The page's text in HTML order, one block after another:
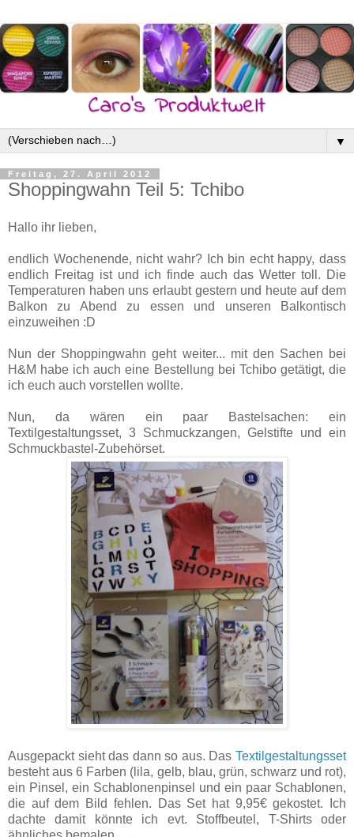
▼
Freitag, 27. April 2012
Shoppingwahn Teil 5: Tchibo
Hallo ihr lieben,
endlich Wochenende, nicht wahr? Ich bin echt happy, dass
endlich Freitag ist und ich finde auch das Wetter toll. Die
Temperaturen haben uns erlaubt gestern und heute auf dem
Balkon zu Abend zu essen und unseren Balkontisch
einzuweihen :D
Nun der Shoppingwahn geht weiter... mit den Sachen bei
H&M habe ich auch eine Bestellung bei Tchibo getätigt, die
ich euch auch vorstellen wollte.
Nun, da wären ein paar Bastelsachen: ein
Textilgestaltungsset, 3 Schmuckzangen, Gelstifte und ein
Schmuckbastel-Zubehörset.
Ausgepackt sieht das dann so aus. Das Textilgestaltungsset
besteht aus 6 Farben (lila, gelb, blau, grün, schwarz und rot),
ein Pinsel, ein Schablonenpinsel und ein paar Schablonen,
die auf dem Bild fehlen. Das Set hat 9,95€ gekostet. Ich
dachte damit könnte ich evt. Stoffbeutel, T-Shirts oder